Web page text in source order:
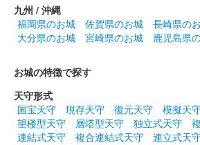
長野剛氏による南蛮具足を着用した織田信
ている。100枚限定
小幡城 御城印
小幡城 御城印 秋限定信長版
九州 / 沖縄
福岡県のお城
佐賀県のお城 長崎県の
大分県のお城
宮崎県のお城 鹿児島県
お城の特徴で探す
天守形式
国宝天守
現存天守 復元天守 模擬天
望楼型天守
層塔型天守 独立式天守
連結式天守
複合連結式天守
連立式天